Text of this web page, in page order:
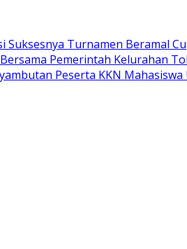
Suksesnya Turnamen Beramal
Pemerintah Kelurahan
Peserta KKN Mahasiswa